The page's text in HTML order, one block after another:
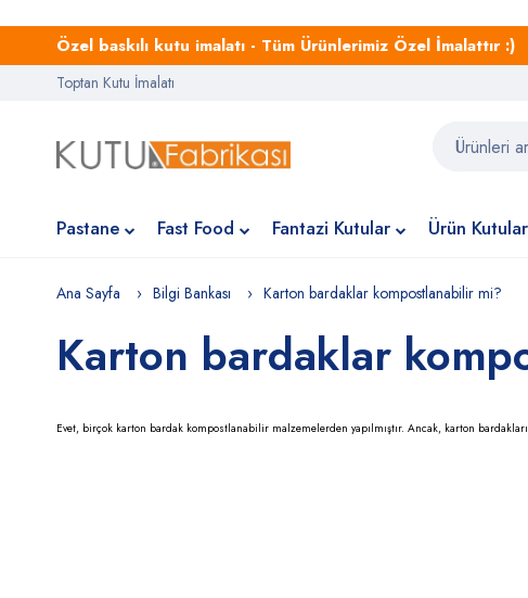
Özel baskılı kutu imalatı - Tüm Ürünlerimiz Özel İmalattır :)
Toptan Kutu İmalatı
Pastane Fast Food Fantazi Kutular Ürün
Ana Sayfa Bilgi Bankası Karton bardaklar kompostlanabilir mi?
Karton bardaklar
Evet, birçok karton bardak kompostlanabilir malzemelerden yapılmıştır. Ancak, karton